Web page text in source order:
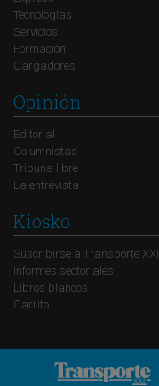
Tecnologías
Servicios
Formación
Cargadores
Opinión
Editorial
Columnistas
Tribuna libre
La entrevista
Kiosko
Suscribirse a Transporte XXI
Informes sectoriales
Libros blancos
Carrito